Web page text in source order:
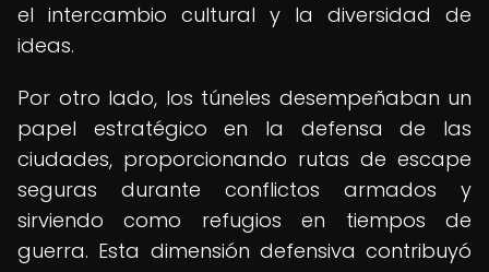
el intercambio cultural y la diversidad de
ideas.
Por otro lado, los túneles desempeñaban un
papel estratégico en la defensa de las
ciudades, proporcionando rutas de escape
seguras durante conflictos armados y
sirviendo como refugios en tiempos de
guerra. Esta dimensión defensiva contribuyó